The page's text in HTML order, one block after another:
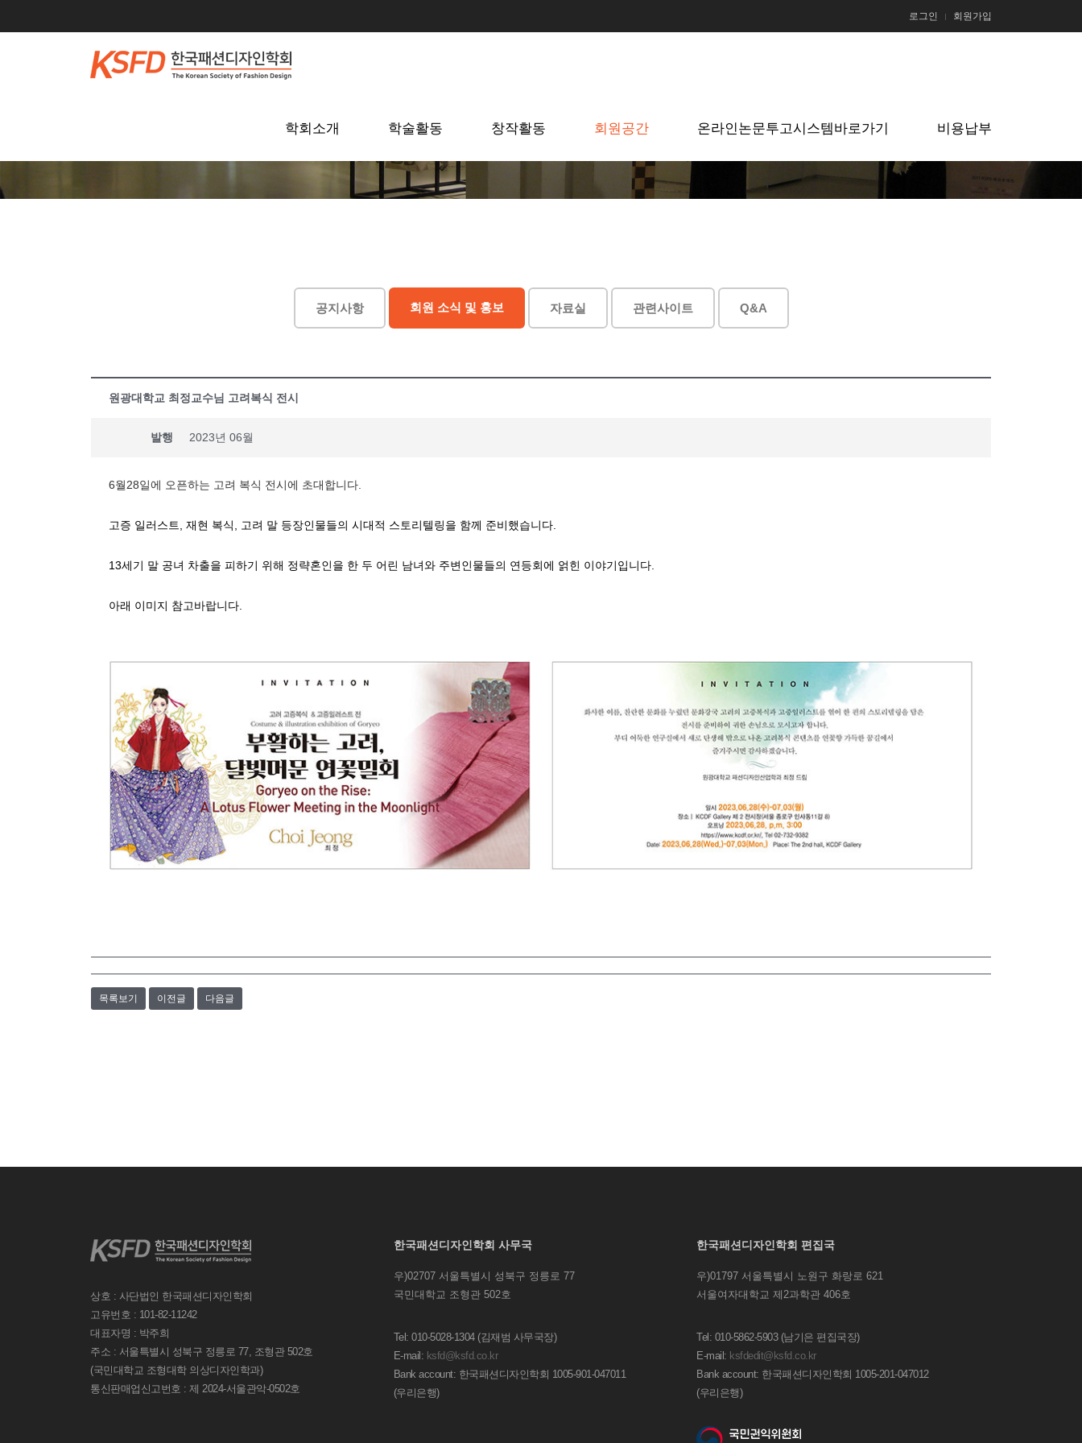
로그인 회원가입
학회소개 학술활동 창작활동 회원공간 온라인논문투고시스템바로가기 비용납부
공지사항 회원 소식 및 홍보 자료실 관련사이트 Q&A
원광대학교 최정교수님 고려복식 전시
발행 2023년 06월
6월28일에 오픈하는 고려 복식 전시에 초대합니다.
고증 일러스트, 재현 복식, 고려 말 등장인물들의 시대적 스토리텔링을 함께 준비했습니다.
13세기 말 공녀 차출을 피하기 위해 정략혼인을 한 두 어린 남녀와 주변인물들의 연등회에 얽힌 이야기입니다.
아래 이미지 참고바랍니다.
목록보기 이전글 다음글
상호 : 사단법인 한국패션디자인학회
고유번호 : 101-82-11242
대표자명 : 박주희
주소 : 서울특별시 성북구 정릉로 77, 조형관 502호
(국민대학교 조형대학 의상디자인학과)
통신판매업신고번호 : 제 2024-서울관악-0502호
한국패션디자인학회 사무국
우)02707 서울특별시 성북구 정릉로 77
국민대학교 조형관 502호
Tel: 010-5028-1304 (김재범 사무국장)
E-mail: ksfd@ksfd.co.kr
Bank account: 한국패션디자인학회 1005-901-047011
(우리은행)
한국패션디자인학회 편집국
우)01797 서울특별시 노원구 화랑로 621
서울여자대학교 제2과학관 406호
Tel: 010-5862-5903 (남기은 편집국장)
E-mail: ksfdedit@ksfd.co.kr
Bank account: 한국패션디자인학회 1005-201-047012
(우리은행)